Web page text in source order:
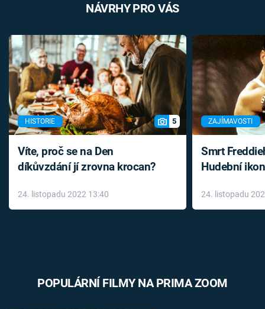
NÁVRHY PRO VÁS
HISTORIE 5
Víte, proč se na Den
díkůvzdání jí zrovna krocan?
24. listopadu 2022 13:40
ZAJÍMAVOSTI
Smrt
Hudební
léky
24. listopadu
POPULÁRNÍ FILMY NA PRIMA ZOOM